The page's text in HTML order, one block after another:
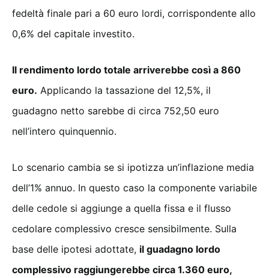
fedeltà finale pari a 60 euro lordi, corrispondente allo
0,6% del capitale investito.
Il rendimento lordo totale arriverebbe così a 860
euro. Applicando la tassazione del 12,5%, il
guadagno netto sarebbe di circa 752,50 euro
nell’intero quinquennio.
Lo scenario cambia se si ipotizza un’inflazione media
dell’1% annuo. In questo caso la componente variabile
delle cedole si aggiunge a quella fissa e il flusso
cedolare complessivo cresce sensibilmente. Sulla
base delle ipotesi adottate, il guadagno lordo
complessivo raggiungerebbe circa 1.360 euro,